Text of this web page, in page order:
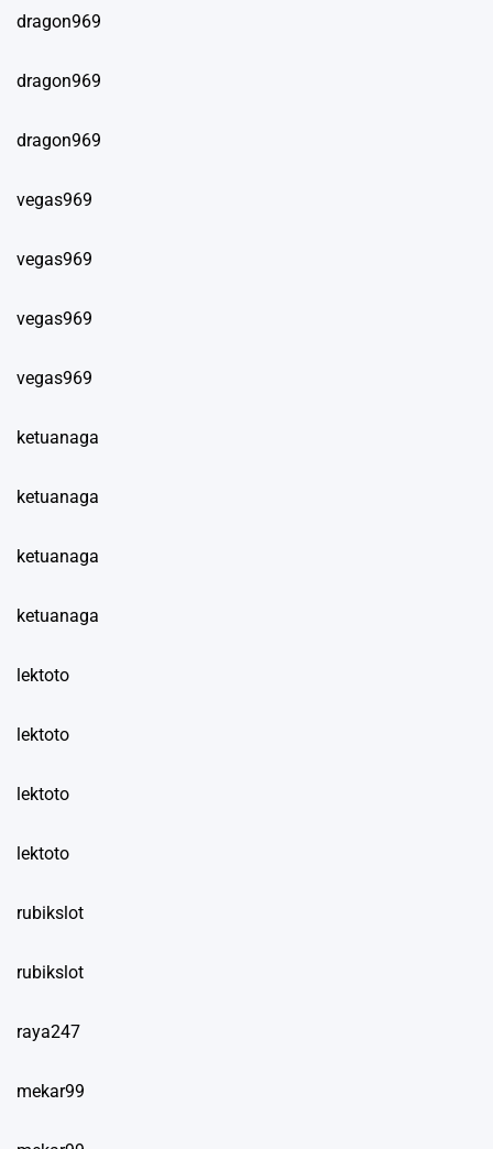
dragon969
dragon969
dragon969
vegas969
vegas969
vegas969
vegas969
ketuanaga
ketuanaga
ketuanaga
ketuanaga
lektoto
lektoto
lektoto
lektoto
rubikslot
rubikslot
raya247
mekar99